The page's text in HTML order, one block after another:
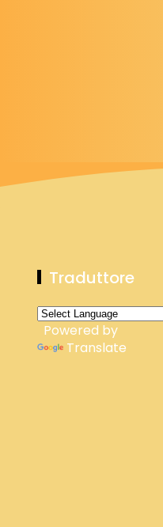
Traduttore
Powered by
Translate